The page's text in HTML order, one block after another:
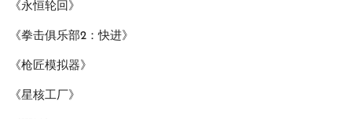
《永恒轮回》
《拳击俱乐部2：快进》
《枪匠模拟器》
《星核工厂》